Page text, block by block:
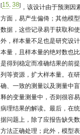
[15 38] ，该设计由于预测因
方面，易产生偏倚；其他模
数据，这些记录易于获取和
外，样本量不足也是研究设
本量，且样本量的绝对数也
是得到稳定而准确结果的前
列等资源，扩大样本量。在
确、一致的测量以及测量中
释的变量测量中，否则很容
病理结果的解读。最后，在
据问题上，除了应报告缺失
方法正确处理；此外，模型